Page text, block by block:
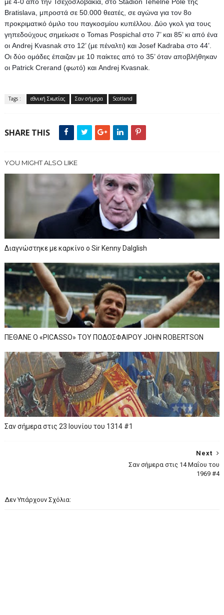
Bratislava, μπροστά σε 50.000 θεατές, σε αγώνα για τον 8ο
προκριματικό όμιλο του παγκοσμίου κυπέλλου. Δύο γκολ για τους
γηπεδούχους σημείωσε ο Tomas Pospichal στο 7’ και 85’ κι από ένα
οι Andrej Kvasnak στο 12’ (με πέναλτι) και Josef Kadraba στο 44’.
Οι δύο ομάδες έπαιζαν με 10 παίκτες από το 35’ όταν αποβλήθηκαν
οι Patrick Crerand (φωτό) και Andrej Kvasnak.
Tags : εθνική Σκωτίας Σαν σήμερα Scotland
SHARE THIS
YOU MIGHT ALSO LIKE
Διαγνώστηκε με καρκίνο ο Sir Kenny Dalglish
ΠΕΘΑΝΕ Ο «PICASSO» TOY ΠΟΔΟΣΦΑΙΡΟΥ JOHN ROBERTSON
Σαν σήμερα στις 23 Ιουνίου του 1314 #1
Next
Σαν σήμερα στις 14 Μαΐου του
1969 #4
Δεν Υπάρχουν Σχόλια: